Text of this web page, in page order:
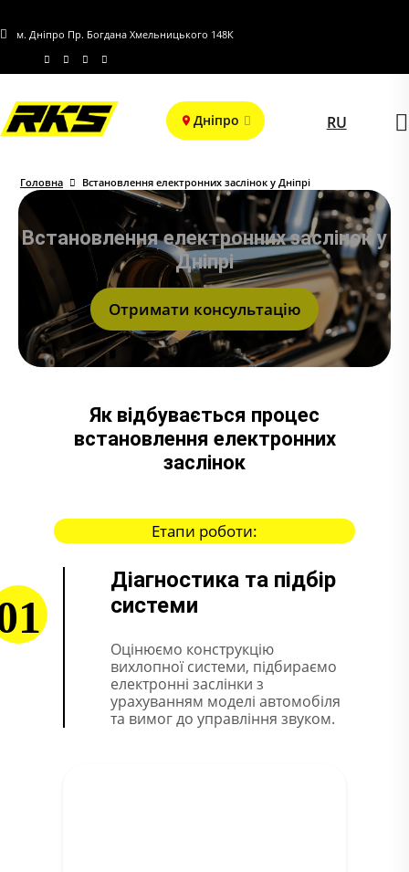
м. Дніпро Пр. Богдана Хмельницького 148К
Дніпро RU
Головна Встановлення електронних заслінок у Дніпрі
Встановлення електронних заслінок у
Дніпрі
Отримати консультацію
Як відбувається процес
встановлення електронних
заслінок
Етапи роботи:
Діагностика та підбір
системи
Оцінюємо конструкцію
вихлопної системи, підбираємо
електронні заслінки з
урахуванням моделі автомобіля
та вимог до управління звуком.